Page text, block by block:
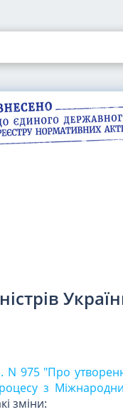
N 975 "Про
з
зміни: